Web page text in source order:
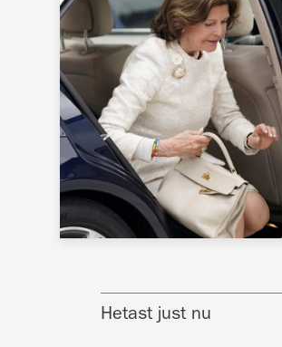
Hetast just nu